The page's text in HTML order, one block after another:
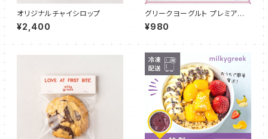
オリジナルチャイシロップ
¥2,400
グリークヨーグルト プレミアム
沖縄紅芋 100g
¥980